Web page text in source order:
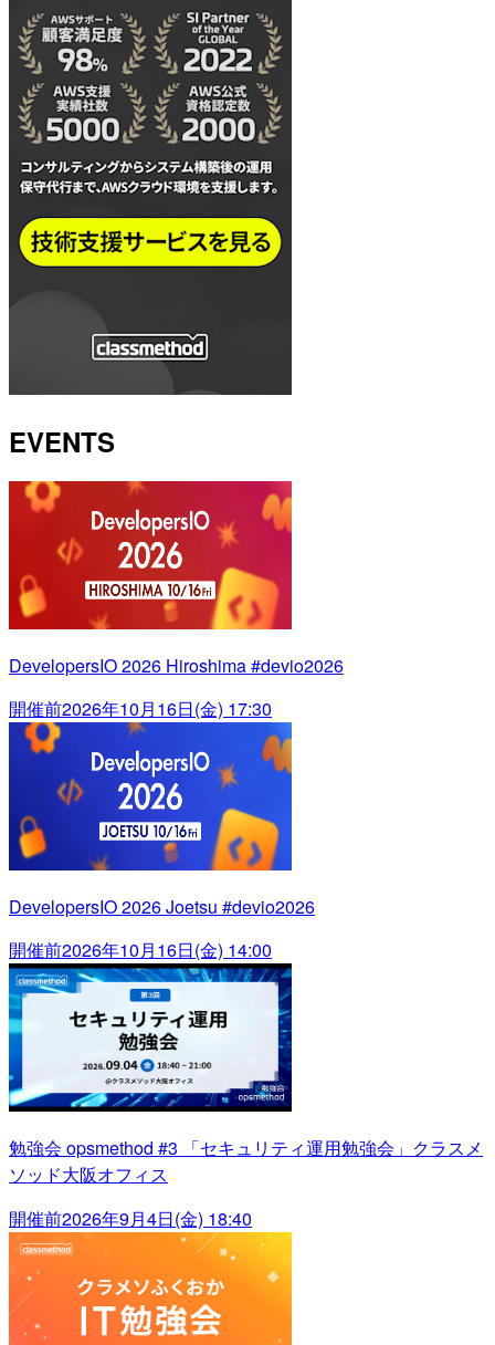
EVENTS
DevelopersIO 2026 Hiroshima #devio2026
開催前2026年10月16日(金) 17:30
DevelopersIO 2026 Joetsu #devio2026
開催前2026年10月16日(金) 14:00
勉強会 opsmethod #3 「セキュリティ運用勉強会」クラスメ
ソッド大阪オフィス
開催前2026年9月4日(金) 18:40